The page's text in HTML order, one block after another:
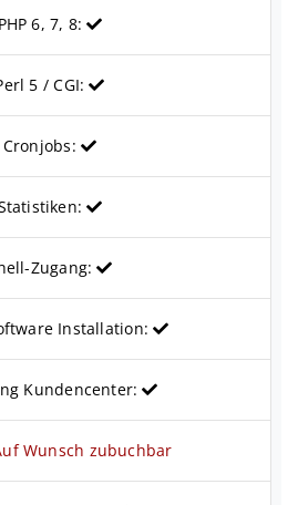
PHP 6, 7, 8:
5 / CGI:
Cronjobs:
Zugang:
Installation:
Kundencenter:
Wunsch zubuchbar